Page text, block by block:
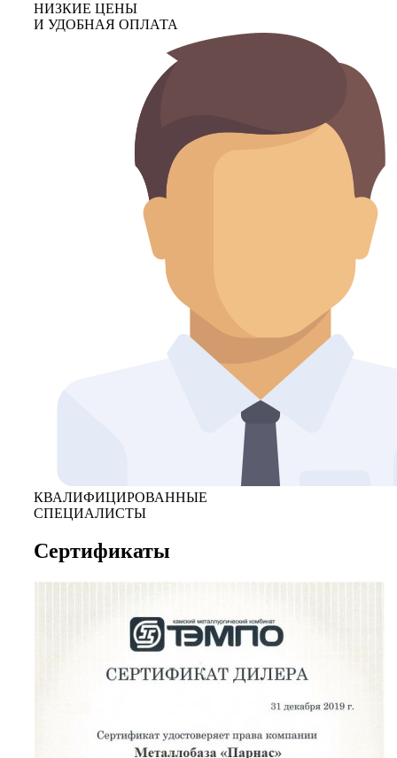
НИЗКИЕ ЦЕНЫ
И УДОБНАЯ ОПЛАТА
КВАЛИФИЦИРОВАННЫЕ
СПЕЦИАЛИСТЫ
Сертификаты